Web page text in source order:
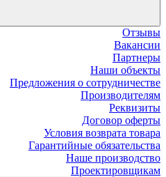
Отзывы
Вакансии
Партнеры
Наши объекты
Предложения о сотрудничестве
Производителям
Реквизиты
Договор оферты
Условия возврата товара
Гарантийные обязательства
Наше производство
Проектировщикам